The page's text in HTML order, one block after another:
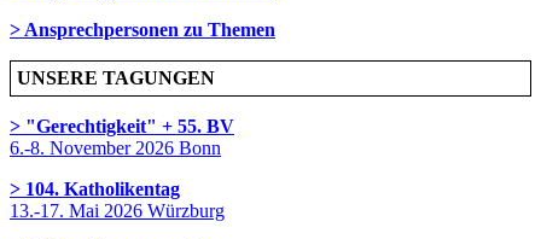
> Ansprechpersonen zu Themen
UNSERE TAGUNGEN
> "Gerechtigkeit" + 55. BV
6.-8. November 2026 Bonn
> 104. Katholikentag
13.-17. Mai 2026 Würzburg